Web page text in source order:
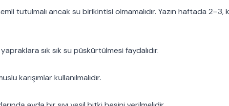
tutulmalı ancak su birikintisi olmamalıdır. Yazın haftada 2–3,
sık sık su püskürtülmesi faydalıdır.
karışımlar kullanılmalıdır.